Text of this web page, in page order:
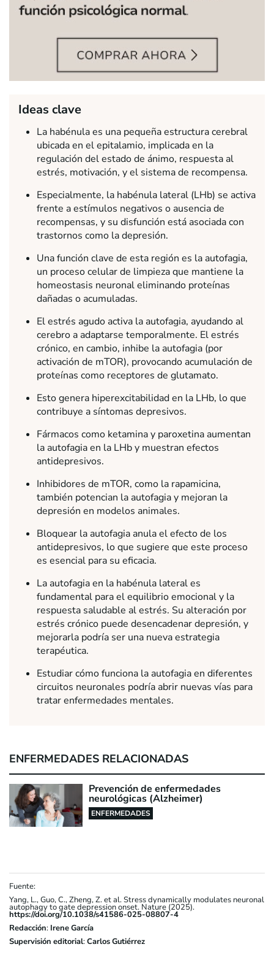
Ideas clave
La habénula es una pequeña estructura cerebral
ubicada en el epitalamio, implicada en la
regulación del estado de ánimo, respuesta al
estrés, motivación, y el sistema de recompensa.
Especialmente, la habénula lateral (LHb) se activa
frente a estímulos negativos o ausencia de
recompensas, y su disfunción está asociada con
trastornos como la depresión.
Una función clave de esta región es la autofagia,
un proceso celular de limpieza que mantiene la
homeostasis neuronal eliminando proteínas
dañadas o acumuladas.
El estrés agudo activa la autofagia, ayudando al
cerebro a adaptarse temporalmente. El estrés
crónico, en cambio, inhibe la autofagia (por
activación de mTOR), provocando acumulación de
proteínas como receptores de glutamato.
Esto genera hiperexcitabilidad en la LHb, lo que
contribuye a síntomas depresivos.
Fármacos como ketamina y paroxetina aumentan
la autofagia en la LHb y muestran efectos
antidepresivos.
Inhibidores de mTOR, como la rapamicina,
también potencian la autofagia y mejoran la
depresión en modelos animales.
Bloquear la autofagia anula el efecto de los
antidepresivos, lo que sugiere que este proceso
es esencial para su eficacia.
La autofagia en la habénula lateral es
fundamental para el equilibrio emocional y la
respuesta saludable al estrés. Su alteración por
estrés crónico puede desencadenar depresión, y
mejorarla podría ser una nueva estrategia
terapéutica.
Estudiar cómo funciona la autofagia en diferentes
circuitos neuronales podría abrir nuevas vías para
tratar enfermedades mentales.
ENFERMEDADES RELACIONADAS
Prevención de enfermedades
neurológicas (Alzheimer)
ENFERMEDADES
Fuente:
Yang, L., Guo, C., Zheng, Z. et al. Stress dynamically modulates neuronal
autophagy to gate depression onset. Nature (2025).
https://doi.org/10.1038/s41586-025-08807-4
Redacción: Irene García
Supervisión editorial:Carlos Gutiérrez